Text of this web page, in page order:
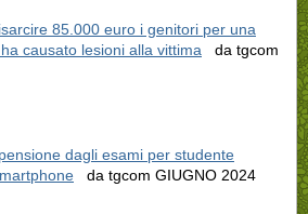
85.000 euro i genitori per una
causato lesioni alla vittima da tgcom
dagli esami per studente
da tgcom GIUGNO 2024